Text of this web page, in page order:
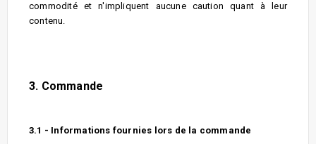
commodité et n'impliquent aucune caution quant à leur
contenu.
3. Commande
3.1 - Informations fournies lors de la commande